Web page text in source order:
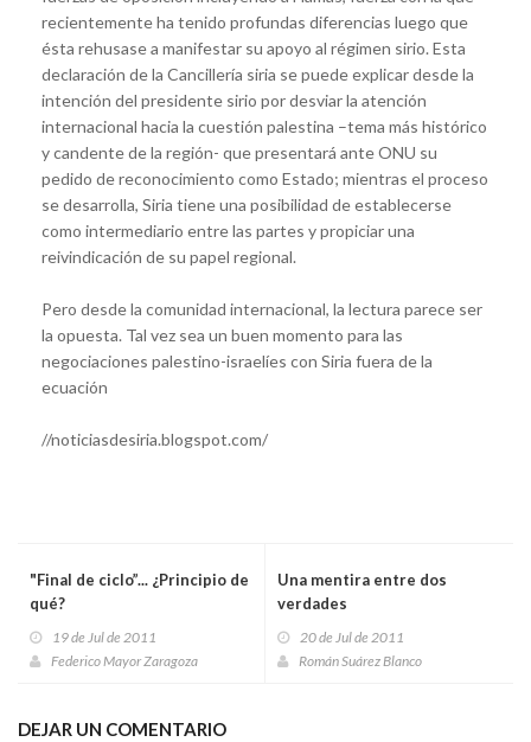
recientemente ha tenido profundas diferencias luego que
ésta rehusase a manifestar su apoyo al régimen sirio. Esta
declaración de la Cancillería siria se puede explicar desde la
intención del presidente sirio por desviar la atención
internacional hacia la cuestión palestina –tema más histórico
y candente de la región- que presentará ante ONU su
pedido de reconocimiento como Estado; mientras el proceso
se desarrolla, Siria tiene una posibilidad de establecerse
como intermediario entre las partes y propiciar una
reivindicación de su papel regional.
Pero desde la comunidad internacional, la lectura parece ser
la opuesta. Tal vez sea un buen momento para las
negociaciones palestino-israelíes con Siria fuera de la
ecuación
//noticiasdesiria.blogspot.com/
"Final de ciclo”... ¿Principio de
qué?
19 de Jul de 2011
Federico Mayor Zaragoza
Una mentira entre dos
verdades
20 de Jul de 2011
Román Suárez Blanco
DEJAR UN COMENTARIO